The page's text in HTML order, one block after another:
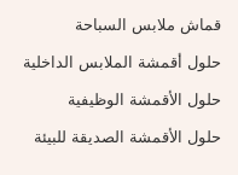
قماش ملابس السباحة
حلول أقمشة الملابس الداخلية
حلول الأقمشة الوظيفية
حلول الأقمشة الصديقة للبيئة